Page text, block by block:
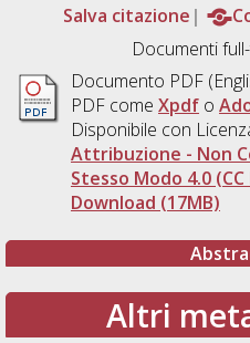
Salva citazione
Documenti
Documento PDF
PDF come Xpdfo
Disponibile con
Attribuzione - Non
Stesso Modo 4.0 (CC
Download (17MB)
Altri